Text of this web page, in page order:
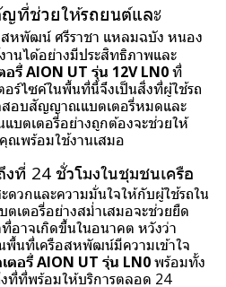
ที่ช่วยให้รถยนต์และ
หพัฒน์ ศรีราชา แหลมฉบัง หนอง
นได้อย่างมีประสิทธิภาพและ
อรี่ AION UT รุ่น 12V LN0ที่
อร์ไซค์ในพื้นที่นี้จึงเป็นสิ่งที่ผู้ใช้รถ
สอบสัญญาณแบตเตอรี่หมดและ
บตเตอรี่อย่างถูกต้องจะช่วยให้
ณพร้อมใช้งานเสมอ
ที่ 24 ชั่วโมงในชุมชนเครือ
ดวกและความมั่นใจให้กับผู้ใช้รถใน
เตอรี่อย่างสม่ำเสมอจะช่วยยืด
อาจเกิดขึ้นในอนาคต หวังว่า
พื้นที่เครือสหพัฒน์มีความเข้าใจ
ตอรี่ AION UT รุ่น LN0พร้อมทั้ง
ที่ที่พร้อมให้บริการตลอด 24